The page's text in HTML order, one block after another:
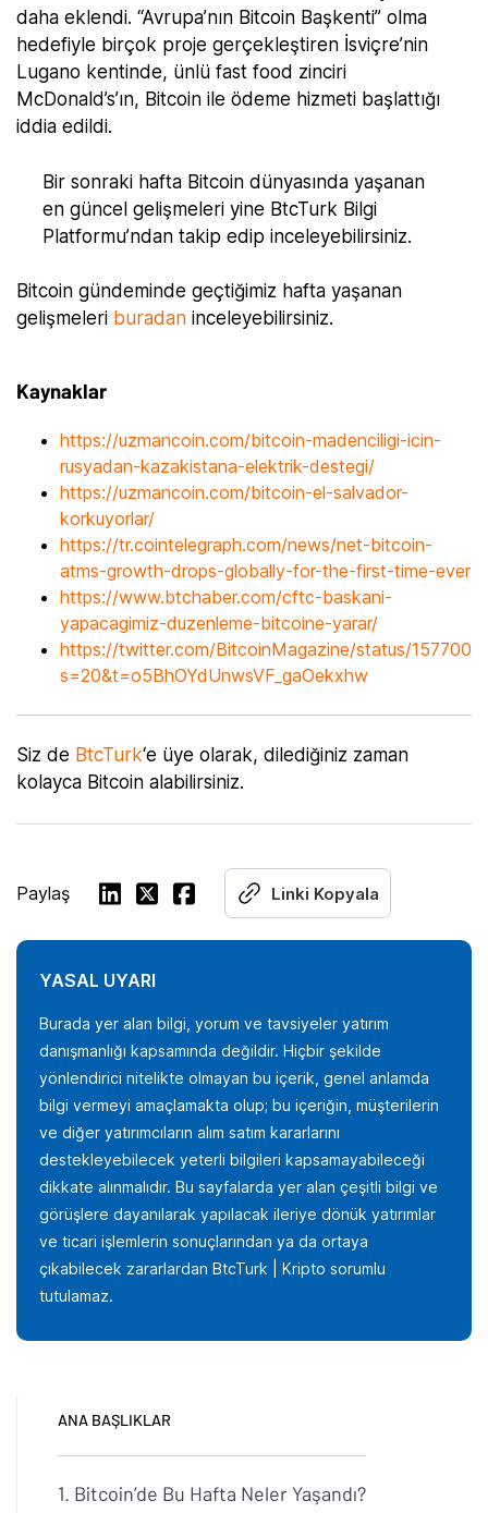
daha eklendi. “Avrupa’nın Bitcoin Başkenti” olma
hedefiyle birçok proje gerçekleştiren İsviçre’nin
Lugano kentinde, ünlü fast food zinciri
McDonald’s’ın, Bitcoin ile ödeme hizmeti başlattığı
iddia edildi.
Bir sonraki hafta Bitcoin dünyasında yaşanan
en güncel gelişmeleri yine BtcTurk Bilgi
Platformu’ndan takip edip inceleyebilirsiniz.
Bitcoin gündeminde geçtiğimiz hafta yaşanan
gelişmeleri buradan inceleyebilirsiniz.
Kaynaklar
https://uzmancoin.com/bitcoin-madenciligi-icin-
rusyadan-kazakistana-elektrik-destegi/
https://uzmancoin.com/bitcoin-el-salvador-
korkuyorlar/
https://tr.cointelegraph.com/news/net-bitcoin-
atms-growth-drops-globally-for-the-first-time-ever
https://www.btchaber.com/cftc-baskani-
yapacagimiz-duzenleme-bitcoine-yarar/
https://twitter.com/BitcoinMagazine/status/
s=20&t=o5BhOYdUnwsVF_gaOekxhw
Siz de BtcTurk‘e üye olarak, dilediğiniz zaman
kolayca Bitcoin alabilirsiniz.
Paylaş Linki Kopyala
YASAL UYARI
Burada yer alan bilgi, yorum ve tavsiyeler yatırım
danışmanlığı kapsamında değildir. Hiçbir şekilde
yönlendirici nitelikte olmayan bu içerik, genel anlamda
bilgi vermeyi amaçlamakta olup; bu içeriğin, müşterilerin
ve diğer yatırımcıların alım satım kararlarını
destekleyebilecek yeterli bilgileri kapsamayabileceği
dikkate alınmalıdır. Bu sayfalarda yer alan çeşitli bilgi ve
görüşlere dayanılarak yapılacak ileriye dönük yatırımlar
ve ticari işlemlerin sonuçlarından ya da ortaya
çıkabilecek zararlardan BtcTurk | Kripto sorumlu
tutulamaz.
ANA BAŞLIKLAR
Bitcoin’de Bu Hafta Neler Yaşandı?